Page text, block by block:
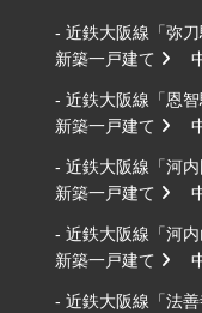
- 近鉄大阪線「弥刀
新築一戸建て
- 近鉄大阪線「恩智
新築一戸建て
- 近鉄大阪線「河内
新築一戸建て
- 近鉄大阪線「河内
新築一戸建て
- 近鉄大阪線「法善